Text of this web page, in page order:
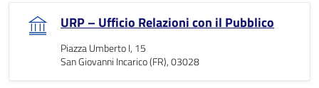
URP – Ufficio Relazioni con il Pubblico
Piazza Umberto I, 15
San Giovanni Incarico (FR), 03028